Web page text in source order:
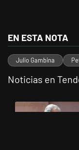
EN ESTA NOTA
Julio Gambina
Noticias en
Un artículo de